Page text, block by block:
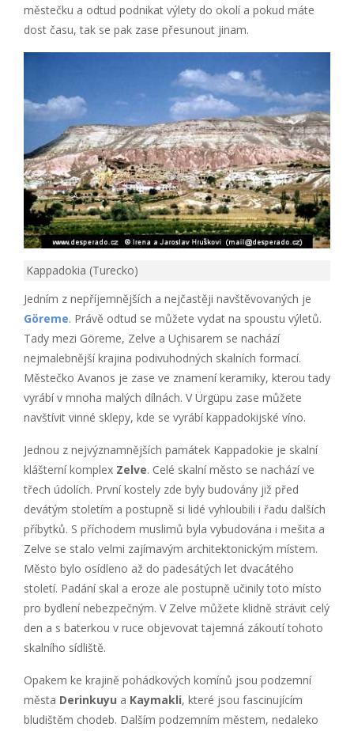
městečku a odtud podnikat výlety do okolí a pokud máte
dost času, tak se pak zase přesunout jinam.
Kappadokia (Turecko)
Jedním z nepříjemnějších a nejčastěji navštěvovaných je
Göreme. Právě odtud se můžete vydat na spoustu výletů.
Tady mezi Göreme, Zelve a Uçhisarem se nachází
nejmalebnější krajina podivuhodných skalních formací.
Městečko Avanos je zase ve znamení keramiky, kterou tady
vyrábí v mnoha malých dílnách. V Ürgüpu zase můžete
navštívit vinné sklepy, kde se vyrábí kappadokijské víno.
Jednou z nejvýznamnějších památek Kappadokie je skalní
klášterní komplex Zelve. Celé skalní město se nachází ve
třech údolích. První kostely zde byly budovány již před
devátým stoletím a postupně si lidé vyhloubili i řadu dalších
příbytků. S příchodem muslimů byla vybudována i mešita a
Zelve se stalo velmi zajímavým architektonickým místem.
Město bylo osídleno až do padesátých let dvacátého
století. Padání skal a eroze ale postupně učinily toto místo
pro bydlení nebezpečným. V Zelve můžete klidně strávit celý
den a s baterkou v ruce objevovat tajemná zákoutí tohoto
skalního sídliště.
Opakem ke krajině pohádkových komínů jsou podzemní
města Derinkuyu a Kaymakli, které jsou fascinujícím
bludištěm chodeb. Dalším podzemním městem, nedaleko